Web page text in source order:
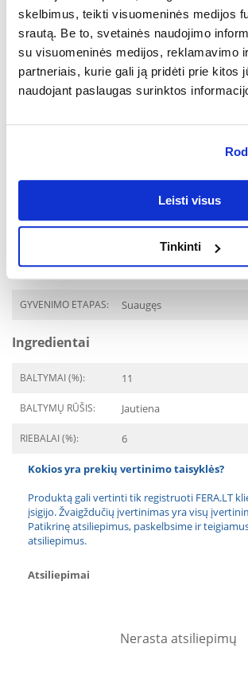
skelbimus, teikti visuomeninės medijos
srautą. Be to, svetainės naudojimo
su visuomeninės medijos, reklamavimo
partneriais, kurie gali ją pridėti prie kitos
naudojant paslaugas surinktos
Leisti visus
Tinkinti
GAMINTOJAS: Bewital petfood, Vokietija
RŪŠIS: Visavertis pašaras
Parametrai
AUGINTINIO DYDIS: Universalus
PAKUOTĖS SVORIS
0.4
bulvėmis
GAMINTOJAS: BELCANDO
Paskirtis
GYVENIMO ETAPAS: Suaugęs
Ingredientai
BALTYMAI (%): 11
BALTYMŲ RŪŠIS: Jautiena
RIEBALAI (%): 6
Kokios yra prekių vertinimo taisyklės?
Produktą gali vertinti tik registruoti FERA.LT
įsigijo. Žvaigždučių įvertinimas yra visų
Patikrinę atsiliepimus, paskelbsime ir
atsiliepimus.
Atsiliepimai
Nerasta atsiliepimų